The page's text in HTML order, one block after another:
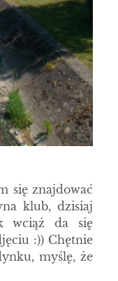
się znajdować
klub, dzisiaj
wciąż da się
:)) Chętnie
myślę, że